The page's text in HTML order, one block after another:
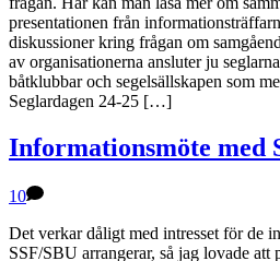
presentationen från
diskussioner kring frågan om
av organisationerna ansluter ju
båtklubbar och segelsällskapen som
Seglardagen 24-25 […]
Informationsmöte med
10
Det verkar dåligt med intresset för de
SSF/SBU arrangerar, så jag lovade